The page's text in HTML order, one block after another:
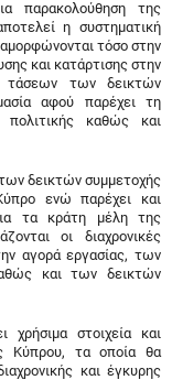
παρακολούθηση της
η συστηματική
τόσο στην
και κατάρτισης στην
τάσεων των δεικτών
αφού παρέχει τη
καθώς και
δεικτών συμμετοχής
ενώ παρέχει και
τα κράτη μέλη της
οι διαχρονικές
αγορά εργασίας, των
και των δεικτών
στοιχεία και
Κύπρου, τα οποία θα
και έγκυρης